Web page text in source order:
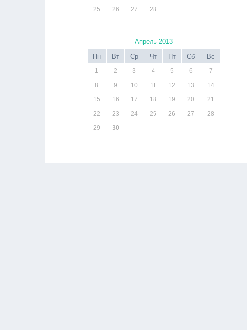
25 26 27 28
Апрель 2013
Пн
Вт Ср Чт Пт Сб Вс
1 2 3 4 5 6 7
8 9 10 11 12 13 14
15 16 17 18 19 20 21
22 23 24 25 26 27 28
29 30